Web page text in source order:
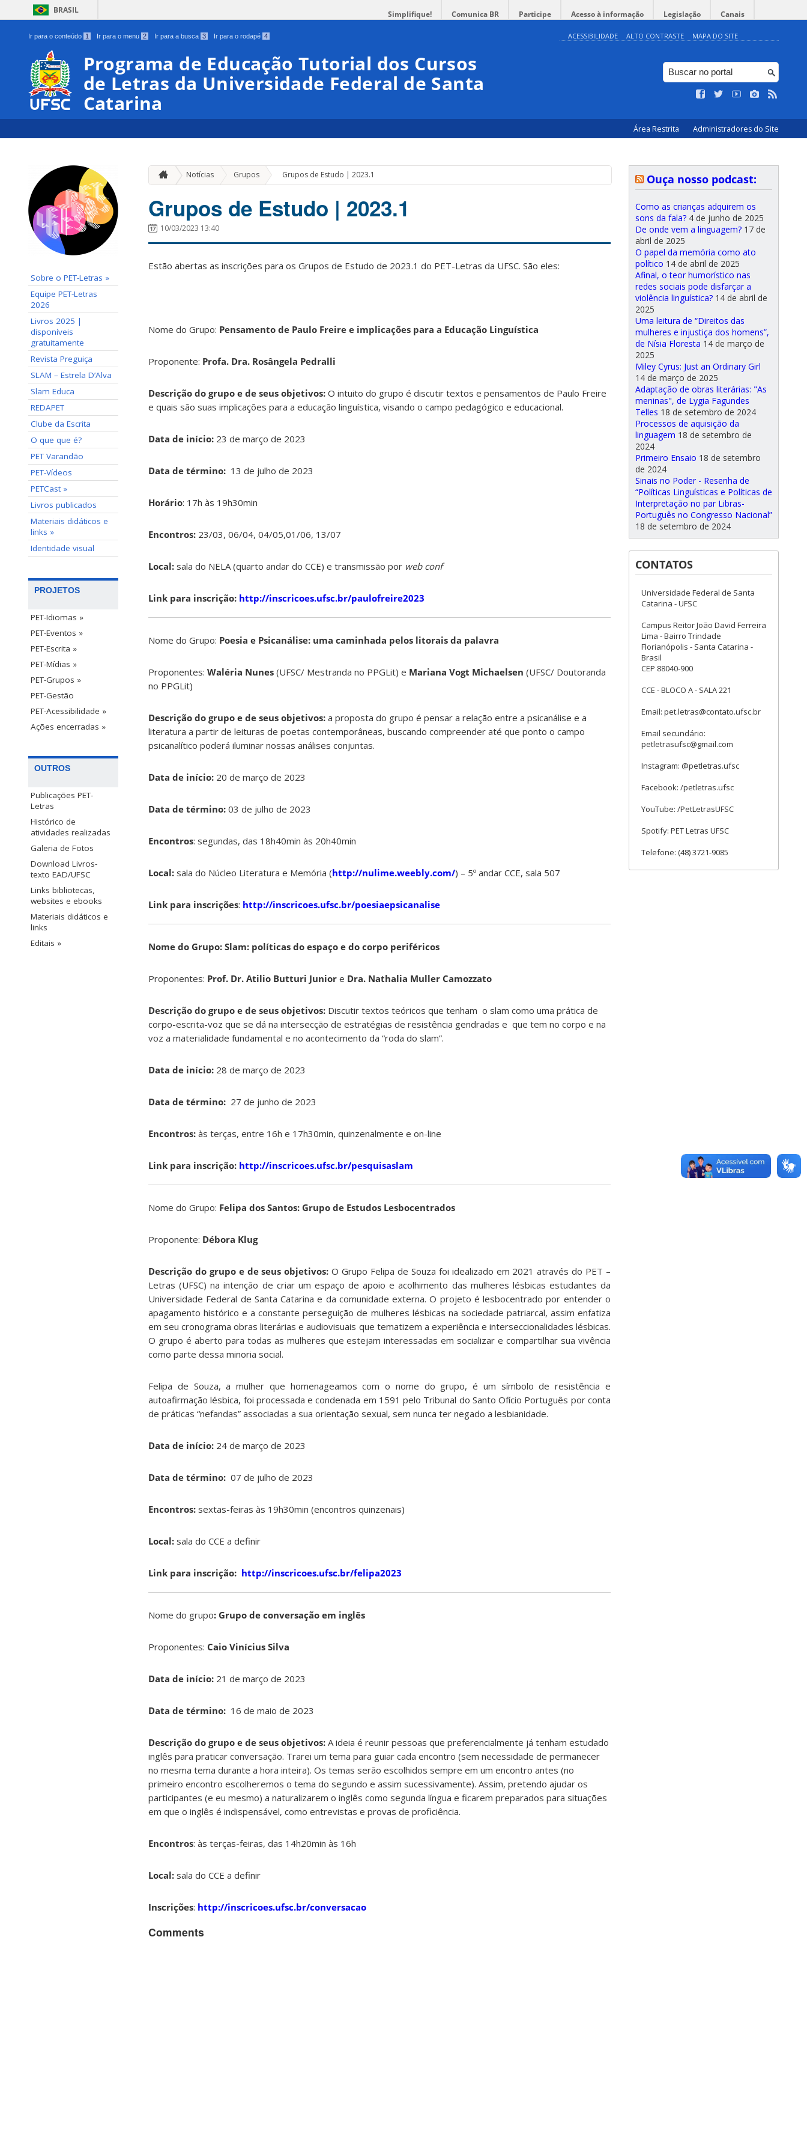
BRASIL Simplifique! Comunica BR Participe Acesso à informação Legislação Canais
Ir para o conteúdo 1 Ir para o menu 2 Ir para a busca 3 Ir para o rodapé 4 ACESSIBILIDADE ALTO CONTRASTE MAPA DO SITE
Programa de Educação Tutorial dos Cursos
de Letras da Universidade Federal de Santa
Catarina
Área Restrita Administradores do Site
Sobre o PET-Letras »
Equipe PET-Letras
2026
Livros 2025 |
disponíveis
gratuitamente
Revista Preguiça
SLAM – Estrela D’Alva
Slam Educa
REDAPET
Clube da Escrita
O que que é?
PET Varandão
PET-Vídeos
PETCast »
Livros publicados
Materiais didáticos e
links »
Identidade visual
PROJETOS
PET-Idiomas »
PET-Eventos »
PET-Escrita »
PET-Mídias »
PET-Grupos »
PET-Gestão
PET-Acessibilidade »
Ações encerradas »
OUTROS
Publicações PET-
Letras
Histórico de
atividades realizadas
Galeria de Fotos
Download Livros-
texto EAD/UFSC
Links bibliotecas,
websites e ebooks
Materiais didáticos e
links
Editais »
Notícias Grupos » Grupos de Estudo | 2023.1
Grupos de Estudo | 2023.1
10/03/2023 13:40
Estão abertas as inscrições para os Grupos de Estudo de 2023.1 do PET-Letras da UFSC. São eles:
Nome do Grupo: Pensamento de Paulo Freire e implicações para a Educação Linguística
Proponente: Profa. Dra. Rosângela Pedralli
Descrição do grupo e de seus objetivos: O intuito do grupo é discutir textos e pensamentos de Paulo Freire
e quais são suas implicações para a educação linguística, visando o campo pedagógico e educacional.
Data de início: 23 de março de 2023
Data de término: 13 de julho de 2023
Horário: 17h às 19h30min
Encontros: 23/03, 06/04, 04/05,01/06, 13/07
Local: sala do NELA (quarto andar do CCE) e transmissão por web conf
Link para inscrição: http://inscricoes.ufsc.br/paulofreire2023
Nome do Grupo: Poesia e Psicanálise: uma caminhada pelos litorais da palavra
Proponentes: Waléria Nunes (UFSC/ Mestranda no PPGLit) e Mariana Vogt Michaelsen (UFSC/ Doutoranda
no PPGLit)
Descrição do grupo e de seus objetivos: a proposta do grupo é pensar a relação entre a psicanálise e a
literatura a partir de leituras de poetas contemporâneas, buscando compreender até que ponto o campo
psicanalítico poderá iluminar nossas análises conjuntas.
Data de início: 20 de março de 2023
Data de término: 03 de julho de 2023
Encontros: segundas, das 18h40min às 20h40min
Local: sala do Núcleo Literatura e Memória (http://nulime.weebly.com/) – 5º andar CCE, sala 507
Link para inscrições: http://inscricoes.ufsc.br/poesiaepsicanalise
Nome do Grupo: Slam: políticas do espaço e do corpo periféricos
Proponentes: Prof. Dr. Atilio Butturi Junior e Dra. Nathalia Muller Camozzato
Descrição do grupo e de seus objetivos: Discutir textos teóricos que tenham o slam como uma prática de
corpo-escrita-voz que se dá na intersecção de estratégias de resistência gendradas e que tem no corpo e na
voz a materialidade fundamental e no acontecimento da “roda do slam”.
Data de início: 28 de março de 2023
Data de término: 27 de junho de 2023
Encontros: às terças, entre 16h e 17h30min, quinzenalmente e on-line
Link para inscrição: http://inscricoes.ufsc.br/pesquisaslam
Nome do Grupo: Felipa dos Santos: Grupo de Estudos Lesbocentrados
Proponente: Débora Klug
Descrição do grupo e de seus objetivos:O Grupo Felipa de Souza foi idealizado em 2021 através do PET –
Letras (UFSC) na intenção de criar um espaço de apoio e acolhimento das mulheres lésbicas estudantes da
Universidade Federal de Santa Catarina e da comunidade externa. O projeto é lesbocentrado por entender o
apagamento histórico e a constante perseguição de mulheres lésbicas na sociedade patriarcal, assim enfatiza
em seu cronograma obras literárias e audiovisuais que tematizem a experiência e interseccionalidades lésbicas.
O grupo é aberto para todas as mulheres que estejam interessadas em socializar e compartilhar sua vivência
como parte dessa minoria social.
Felipa de Souza, a mulher que homenageamos com o nome do grupo, é um símbolo de resistência e
autoafirmação lésbica, foi processada e condenada em 1591 pelo Tribunal do Santo Ofício Português por conta
de práticas “nefandas” associadas a sua orientação sexual, sem nunca ter negado a lesbianidade.
Data de início: 24 de março de 2023
Data de término: 07 de julho de 2023
Encontros: sextas-feiras às 19h30min (encontros quinzenais)
Local: sala do CCE a definir
Link para inscrição: http://inscricoes.ufsc.br/felipa2023
Nome do grupo: Grupo de conversação em inglês
Proponentes: Caio Vinícius Silva
Data de início: 21 de março de 2023
Data de término: 16 de maio de 2023
Descrição do grupo e de seus objetivos: A ideia é reunir pessoas que preferencialmente já tenham estudado
inglês para praticar conversação. Trarei um tema para guiar cada encontro (sem necessidade de permanecer
no mesma tema durante a hora inteira). Os temas serão escolhidos sempre em um encontro antes (no
primeiro encontro escolheremos o tema do segundo e assim sucessivamente). Assim, pretendo ajudar os
participantes (e eu mesmo) a naturalizarem o inglês como segunda língua e ficarem preparados para situações
em que o inglês é indispensável, como entrevistas e provas de proficiência.
Encontros: às terças-feiras, das 14h20min às 16h
Local: sala do CCE a definir
Inscrições: http://inscricoes.ufsc.br/conversacao
Comments
Ouça nosso podcast:
Como as crianças adquirem os
sons da fala? 4 de junho de 2025
De onde vem a linguagem? 17 de
abril de 2025
O papel da memória como ato
político 14 de abril de 2025
Afinal, o teor humorístico nas
redes sociais pode disfarçar a
violência linguística? 14 de abril de
2025
Uma leitura de “Direitos das
mulheres e injustiça dos homens”,
de Nísia Floresta 14 de março de
2025
Miley Cyrus: Just an Ordinary Girl
14 de março de 2025
Adaptação de obras literárias: "As
meninas", de Lygia Fagundes
Telles 18 de setembro de 2024
Processos de aquisição da
linguagem 18 de setembro de
2024
Primeiro Ensaio 18 de setembro
de 2024
Sinais no Poder - Resenha de
“Políticas Linguísticas e Políticas de
Interpretação no par Libras-
Português no Congresso Nacional”
18 de setembro de 2024
CONTATOS
Universidade Federal de Santa
Catarina - UFSC
Campus Reitor João David Ferreira
Lima - Bairro Trindade
Florianópolis - Santa Catarina -
Brasil
CEP 88040-900
CCE - BLOCO A - SALA 221
Email: pet.letras@contato.ufsc.br
Email secundário:
petletrasufsc@gmail.com
Instagram: @petletras.ufsc
Facebook: /petletras.ufsc
YouTube: /PetLetrasUFSC
Spotify: PET Letras UFSC
Telefone: (48) 3721-9085